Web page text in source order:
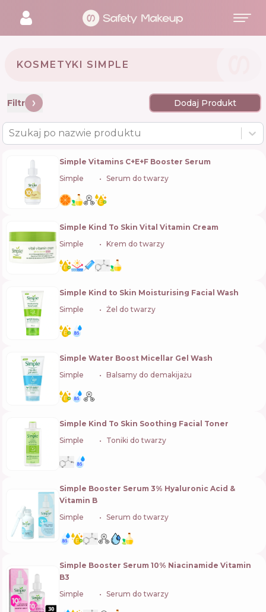
KOSMETYKI SIMPLE 🇬🇧
Filtr Dodaj Produkt
Szukaj po nazwie produktu
Simple Vitamins C+E+F Booster Serum
Simple
Serum do twarzy
Simple Kind To Skin Vital Vitamin Cream
Simple
Krem do twarzy
Simple Kind to Skin Moisturising Facial Wash
Simple
Żel do twarzy
Simple Water Boost Micellar Gel Wash
Simple
Balsamy do demakijażu
Simple Kind To Skin Soothing Facial Toner
Simple
Toniki do twarzy
Simple Booster Serum 3% Hyaluronic Acid &
Vitamin B
Simple
Serum do twarzy
Simple Booster Serum 10% Niacinamide Vitamin
B3
Simple
Serum do twarzy